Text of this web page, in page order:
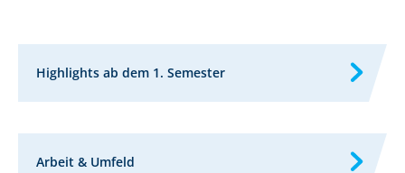
Highlights ab dem 1. Semester
Arbeit & Umfeld